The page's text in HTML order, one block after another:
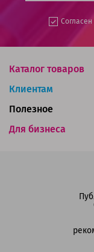
Согласен
Каталог товаров
Клиентам
Для бизнеса
Полезное